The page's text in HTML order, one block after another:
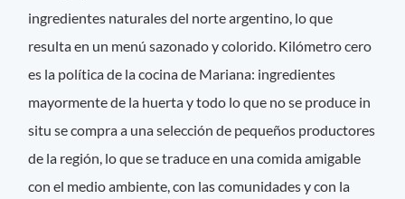
ingredientes naturales del norte argentino, lo que
resulta en un menú sazonado y colorido. Kilómetro cero
es la política de la cocina de Mariana: ingredientes
mayormente de la huerta y todo lo que no se produce in
situ se compra a una selección de pequeños productores
de la región, lo que se traduce en una comida amigable
con el medio ambiente, con las comunidades y con la